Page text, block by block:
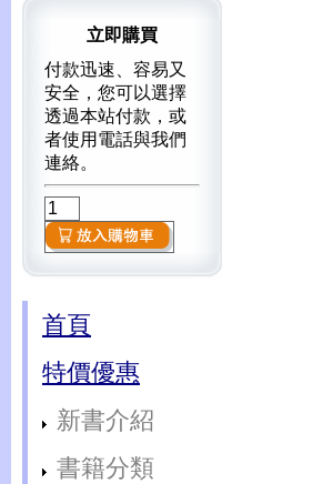
立即購買
付款迅速、容易又
安全，您可以選擇
透過本站付款，或
者使用電話與我們
連絡。
首頁
特價優惠
新書介紹
書籍分類